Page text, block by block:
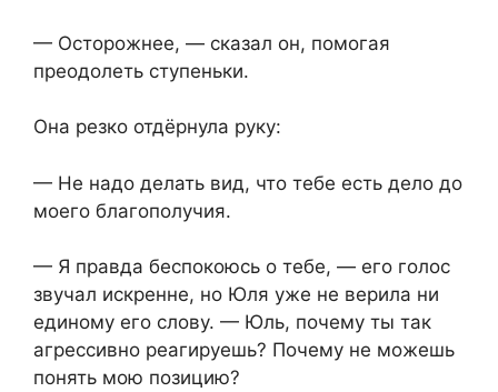
— Осторожнее, — сказал он, помогая
преодолеть ступеньки.
Она резко отдёрнула руку:
— Не надо делать вид, что тебе есть дело до
моего благополучия.
— Я правда беспокоюсь о тебе, — его голос
звучал искренне, но Юля уже не верила ни
единому его слову. — Юль, почему ты так
агрессивно реагируешь? Почему не можешь
понять мою позицию?